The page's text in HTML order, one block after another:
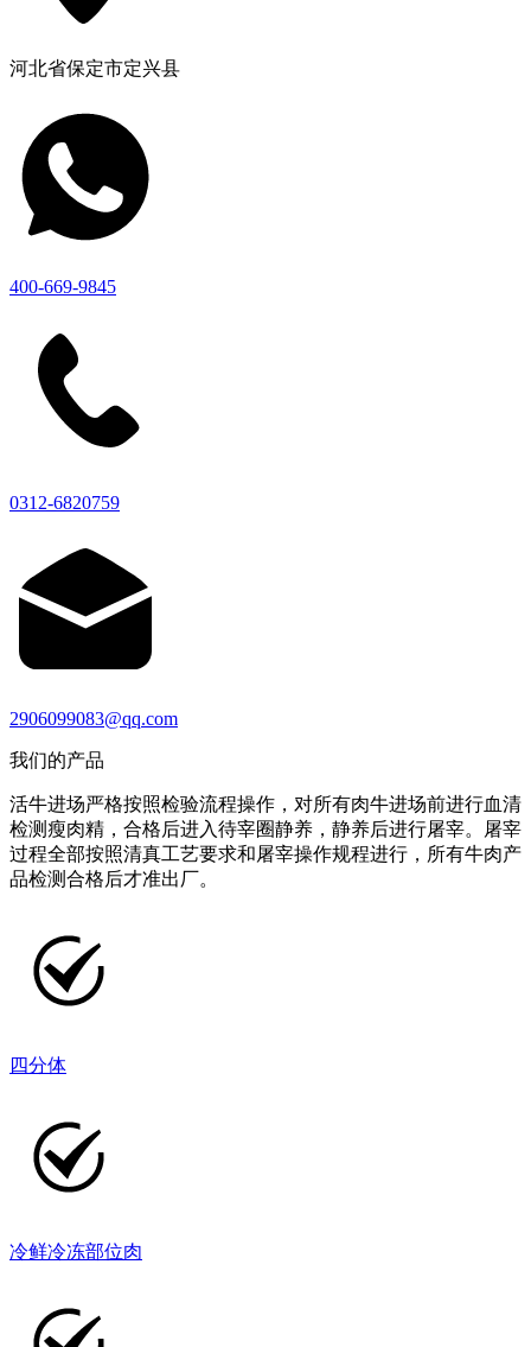
河北省保定市定兴县
400-669-9845
0312-6820759
2906099083@qq.com
我们的产品
活牛进场严格按照检验流程操作，对所有肉牛进场前进行血清
检测瘦肉精，合格后进入待宰圈静养，静养后进行屠宰。屠宰
过程全部按照清真工艺要求和屠宰操作规程进行，所有牛肉产
品检测合格后才准出厂。
四分体
冷鲜冷冻部位肉